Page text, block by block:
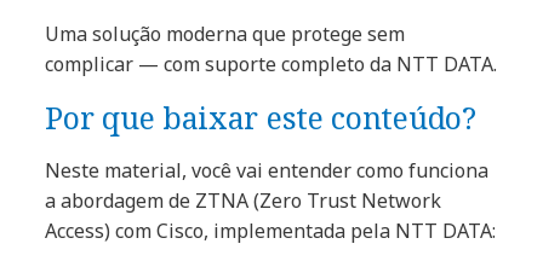
Uma solução moderna que protege sem
complicar — com suporte completo da NTT DATA.
Por que baixar este conteúdo?
Neste material, você vai entender como funciona
a abordagem de ZTNA (Zero Trust Network
Access) com Cisco, implementada pela NTT DATA: